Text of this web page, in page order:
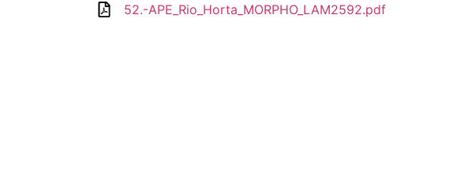
52.-APE_Rio_Horta_MORPHO_LAM2592.pdf